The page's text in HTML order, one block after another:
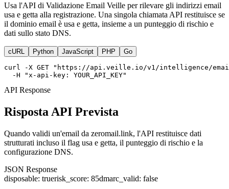
Usa l'API di Validazione Email Veille per rilevare gli indirizzi email
usa e getta alla registrazione. Una singola chiamata API restituisce se
il dominio email è usa e getta, insieme a un punteggio di rischio e
dati sullo stato DNS.
cURL Python JavaScript PHP Go
curl -X GET "https://api.veille.io/v1/intelligence/
  -H "x-api-key: YOUR_API_KEY"
API Response
Risposta API Prevista
Quando validi un'email da zeromail.link, l'API restituisce dati
strutturati incluso il flag usa e getta, il punteggio di rischio e la
configurazione DNS.
JSON Response
disposable: truerisk_score: 85dmarc_valid: false